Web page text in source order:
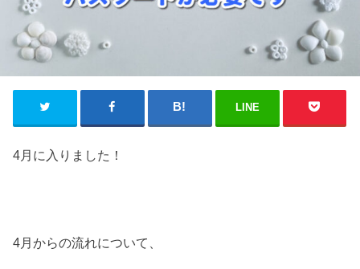
LINE
4月に入りました！
4月からの流れについて、